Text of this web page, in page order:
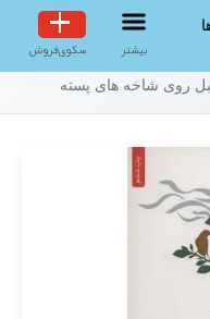
بیشتر سکوی‌فروش
روی شاخه های پسته